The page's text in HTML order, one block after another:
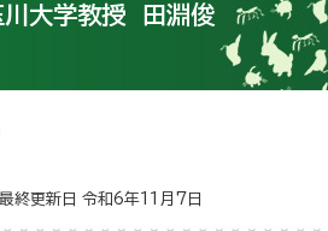
川大学教授 田淵俊
終更新日 令和6年11月7日